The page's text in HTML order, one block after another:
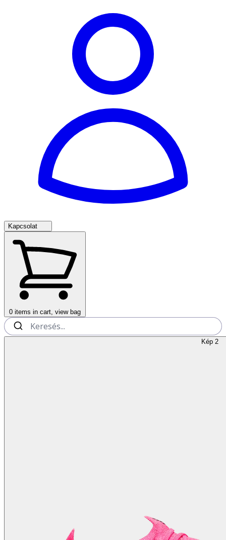
Kapcsolat
0 items in cart, view bag
Kép 2